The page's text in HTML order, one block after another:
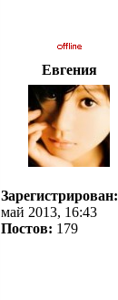
Евгения
Зарегистрирован:
май 2013, 16:43
Постов: 179